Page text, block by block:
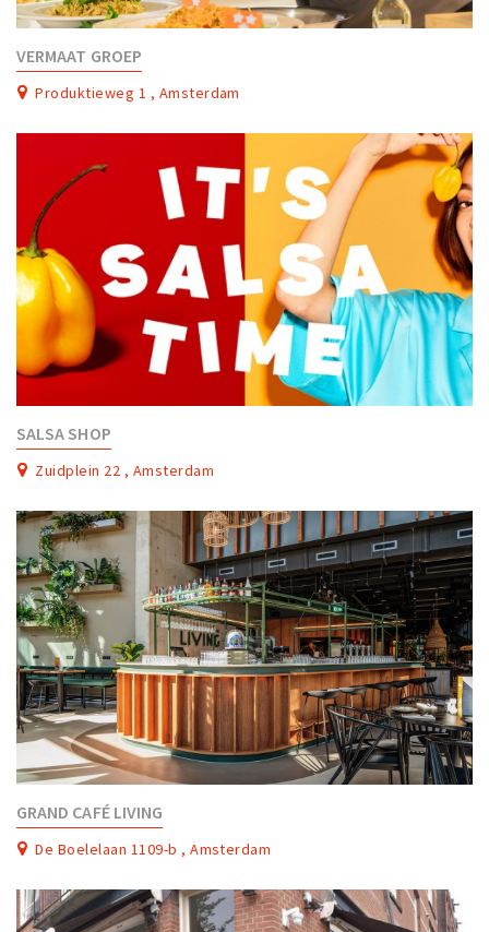
VERMAAT GROEP
Produktieweg 1 , Amsterdam
SALSA SHOP
Zuidplein 22 , Amsterdam
GRAND CAFÉ LIVING
De Boelelaan 1109-b , Amsterdam